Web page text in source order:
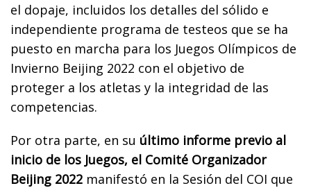
el dopaje, incluidos los detalles del sólido e
independiente programa de testeos que se ha
puesto en marcha para los Juegos Olímpicos de
Invierno Beijing 2022 con el objetivo de
proteger a los atletas y la integridad de las
competencias.
Por otra parte, en su último informe previo al
inicio de los Juegos, el Comité Organizador
Beijing 2022 manifestó en la Sesión del COI que